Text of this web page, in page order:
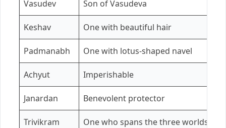
Vasudev Son of Vasudeva
Keshav One with beautiful hair
Padmanabh One with lotus-shaped navel
Achyut Imperishable
Janardan Benevolent protector
Trivikram One who spans the three worlds